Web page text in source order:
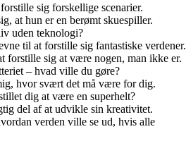
sig forskellige scenarier.
at hun er en berømt skuespiller.
uden teknologi?
til at forstille sig fantastiske verdener.
forstille sig at være nogen, man ikke er.
– hvad ville du gøre?
hvor svært det må være for dig.
dig at være en superhelt?
del af at udvikle sin kreativitet.
verden ville se ud, hvis alle